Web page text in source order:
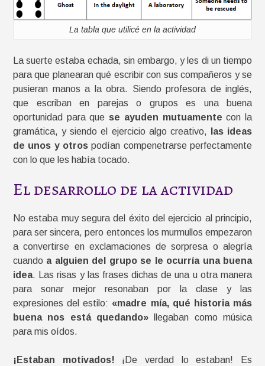
La tabla que utilicé en la actividad
La suerte estaba echada, sin embargo, y les di un tiempo
para que planearan qué escribir con sus compañeros y se
pusieran manos a la obra. Siendo profesora de inglés,
que escriban en parejas o grupos es una buena
oportunidad para que se ayuden mutuamentecon la
gramática, y siendo el ejercicio algo creativo,
las ideas
de unos y otros podían compenetrarse perfectamente
con lo que les había tocado.
El desarrollo de la actividad
No estaba muy segura del éxito del ejercicio al principio,
para ser sincera, pero entonces los murmullos empezaron
a convertirse en exclamaciones de sorpresa o alegría
cuando a alguien del grupo se le ocurría una buena
idea. Las risas y las frases dichas de una u otra manera
para sonar mejor resonaban por la clase y las
expresiones del estilo: «madre mía, qué historia más
buena nos está quedando» llegaban como música
para mis oídos.
¡Estaban motivados! ¡De verdad lo estaban! Es